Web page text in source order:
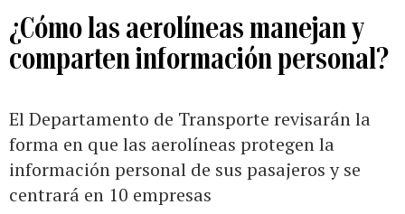
¿Cómo las aerolíneas manejan y
comparten información personal?
El Departamento de Transporte revisarán la
forma en que las aerolíneas protegen la
información personal de sus pasajeros y se
centrará en 10 empresas